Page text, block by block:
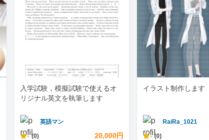
入学試験，模擬試験で使えるオ
リジナル英文を執筆します
英語マン
- (0) 20,000円
イラスト制作します
RaiRa_1021
- (0)